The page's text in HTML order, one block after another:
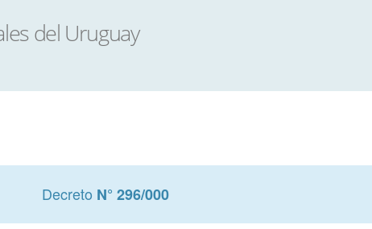
Decreto N° 296/000